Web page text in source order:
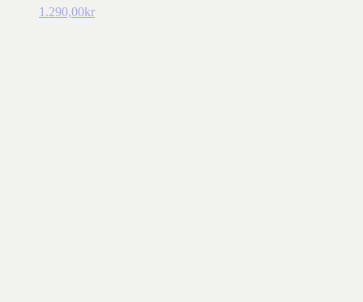
1.290,00kr